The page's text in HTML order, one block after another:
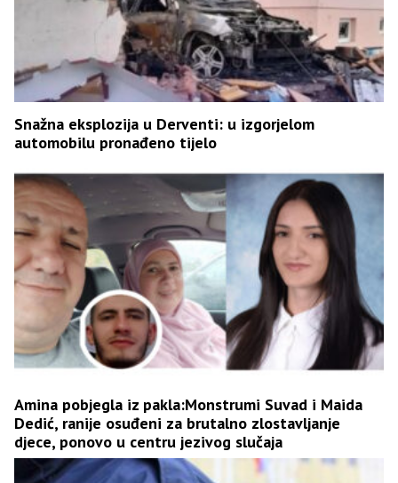
Snažna eksplozija u Derventi: u izgorjelom
automobilu pronađeno tijelo
Amina pobjegla iz pakla:Monstrumi Suvad i Maida
Dedić, ranije osuđeni za brutalno zlostavljanje
djece, ponovo u centru jezivog slučaja